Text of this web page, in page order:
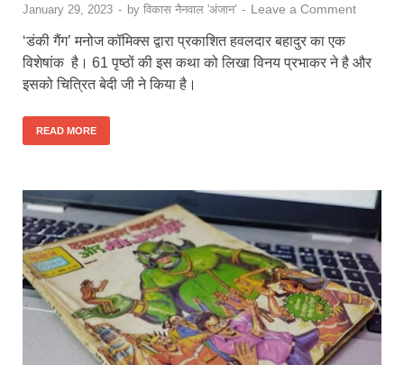
January 29, 2023 - by विकास नैनवाल 'अंजान' - Leave a Comment
‘डंकी गैंग’ मनोज कॉमिक्स द्वारा प्रकाशित हवलदार बहादुर का एक
विशेषांक है। 61 पृष्ठों की इस कथा को लिखा विनय प्रभाकर ने है और
इसको चित्रित बेदी जी ने किया है।
READ MORE